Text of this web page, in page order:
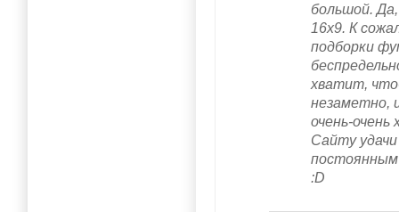
большой.
16х9. К
подборки
хватит,
незаметно,
очень-очень
Сайту
:D